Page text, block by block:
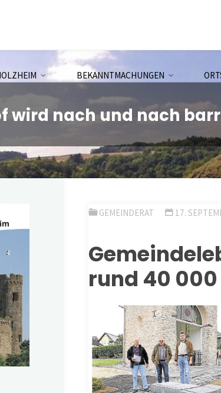
BEKANNTMACHUNGEN
wird nach und nach
GEMEINDERAT 17.
rund 40 000